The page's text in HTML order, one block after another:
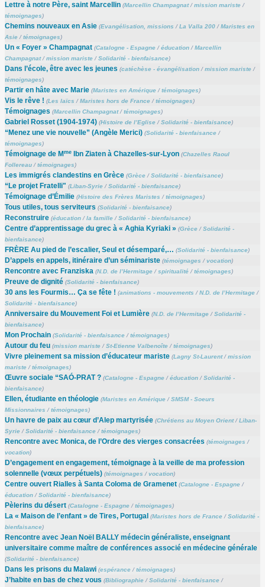
Lettre à notre Père, saint Marcellin (Marcellin Champagnat/mission mariste/
témoignages)
Chemins nouveaux en Asie (Evangélisation, missions /La Valla 200/Maristes en
Asie/témoignages)
Un « Foyer » Champagnat (Catalogne - Espagne/éducation/Marcellin
Champagnat/mission mariste/Solidarité - bienfaisance)
Dans l’école, être avec les jeunes (catéchèse - évangélisation/mission mariste/
témoignages)
Partir en hâte avec Marie (Maristes en Amérique/témoignages)
Vis le rêve ! (Les laïcs /Maristes hors de France/témoignages)
Témoignages (Marcellin Champagnat/témoignages)
Gabriel Rosset (1904-1974) (Histoire de l’Eglise/Solidarité - bienfaisance)
“Menez une vie nouvelle” (Angèle Merici) (Solidarité - bienfaisance/
témoignages)
Témoignage de MmeIbn Ziaten à Chazelles-sur-Lyon (Chazelles Raoul
Follereau/témoignages)
Les immigrés clandestins en Grèce (Grèce/Solidarité - bienfaisance)
“Le projet Fratelli" (Liban-Syrie/Solidarité - bienfaisance)
Témoignage d’Émilie (Histoire des Frères Maristes /témoignages)
Tous utiles, tous serviteurs (Solidarité - bienfaisance)
Reconstruire (éducation/la famille/Solidarité - bienfaisance)
Centre d’apprentissage du grec à « Aghia Kyriaki » (Grèce/Solidarité -
bienfaisance)
FRÈRE Au pied de l’escalier, Seul et désemparé,… (Solidarité - bienfaisance)
D’appels en appels, itinéraire d’un séminariste (témoignages /vocation)
Rencontre avec Franziska (N.D. de l’Hermitage/spiritualité/témoignages)
Preuve de dignité (Solidarité - bienfaisance)
30 ans les Fourmis… Ça se fête ! (animations - mouvements /N.D. de l’Hermitage/
Solidarité - bienfaisance)
Anniversaire du Mouvement Foi et Lumière (N.D. de l’Hermitage/Solidarité -
bienfaisance)
Mon Prochain (Solidarité - bienfaisance/témoignages)
Autour du feu (mission mariste/St-Etienne Valbenoîte/témoignages)
Vivre pleinement sa mission d’éducateur mariste (Lagny St-Laurent/mission
mariste/témoignages)
Œuvre sociale “SAÓ-PRAT ? (Catalogne - Espagne/éducation/Solidarité -
bienfaisance)
Ellen, étudiante en théologie (Maristes en Amérique/SMSM - Soeurs
Missionnaires /témoignages)
Un havre de paix au cœur d’Alep martyrisée (Chrétiens au Moyen Orient/Liban-
Syrie/Solidarité - bienfaisance/témoignages)
Rencontre avec Monica, de l’Ordre des vierges consacrées (témoignages /
vocation)
D’engagement en engagement, témoignage à la veille de ma profession
solennelle (vœux perpétuels) (témoignages /vocation)
Centre ouvert Rialles à Santa Coloma de Gramenet (Catalogne - Espagne/
éducation/Solidarité - bienfaisance)
Pèlerins du désert (Catalogne - Espagne/témoignages)
La « Maison de l’enfant » de Tires, Portugal (Maristes hors de France/Solidarité -
bienfaisance)
Rencontre avec Jean Noël BALLY médecin généraliste, enseignant
universitaire comme maître de conférences associé en médecine générale
(Solidarité - bienfaisance)
Dans les prisons du Malawi (espérance/témoignages)
J’habite en bas de chez vous (Bibliographie/Solidarité - bienfaisance/